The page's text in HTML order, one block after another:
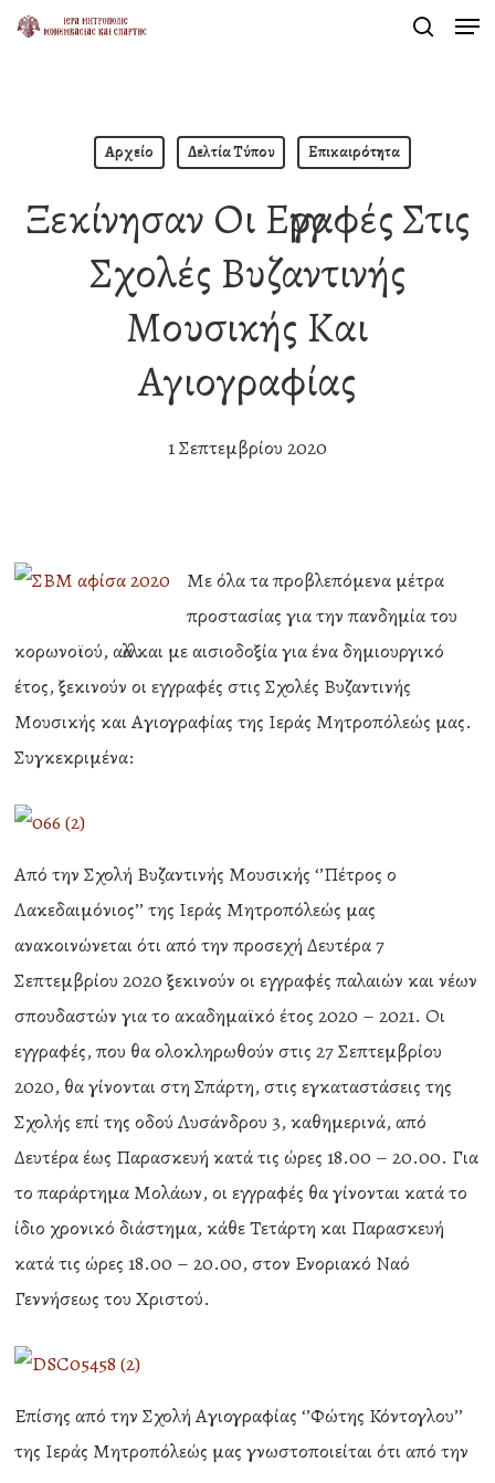
Skip
Αρχείο Δελτία Τύπου Επικαιρότητα
Ξεκίνησαν Οι Εγγραφές Στις
Σχολές Βυζαντινής
Μουσικής Και
Αγιογραφίας
1 Σεπτεμβρίου 2020
Με όλα τα προβλεπόμενα μέτρα
προστασίας για την πανδημία του
κορωνοϊού, αλλά και με αισιοδοξία για ένα δημιουργικό
έτος, ξεκινούν οι εγγραφές στις Σχολές Βυζαντινής
Μουσικής και Αγιογραφίας της Ιεράς Μητροπόλεώς μας.
Συγκεκριμένα:
Από την Σχολή Βυζαντινής Μουσικής ‘’Πέτρος ο
Λακεδαιμόνιος’’ της Ιεράς Μητροπόλεώς μας
ανακοινώνεται ότι από την προσεχή Δευτέρα 7
Σεπτεμβρίου 2020 ξεκινούν οι εγγραφές παλαιών και νέων
σπουδαστών για το ακαδημαϊκό έτος 2020 – 2021. Οι
εγγραφές, που θα ολοκληρωθούν στις 27 Σεπτεμβρίου
2020, θα γίνονται στη Σπάρτη, στις εγκαταστάσεις της
Σχολής επί της οδού Λυσάνδρου 3, καθημερινά, από
Δευτέρα έως Παρασκευή κατά τις ώρες 18.00 – 20.00. Για
το παράρτημα Μολάων, οι εγγραφές θα γίνονται κατά το
ίδιο χρονικό διάστημα, κάθε Τετάρτη και Παρασκευή
κατά τις ώρες 18.00 – 20.00, στον Ενοριακό Ναό
Γεννήσεως του Χριστού.
Επίσης από την Σχολή Αγιογραφίας ‘’Φώτης Κόντογλου’’
της Ιεράς Μητροπόλεώς μας γνωστοποιείται ότι από την